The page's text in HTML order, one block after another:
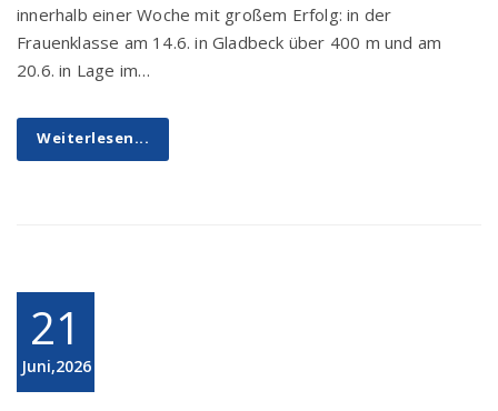
innerhalb einer Woche mit großem Erfolg: in der
Frauenklasse am 14.6. in Gladbeck über 400 m und am
20.6. in Lage im…
Weiterlesen...
21
Juni,2026